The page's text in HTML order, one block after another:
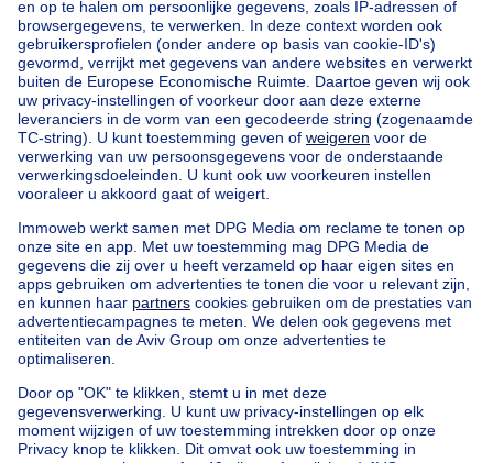
Home België
Brussel (provincie)
Brussel (arrondissement)
Kopen uw appartementsblok in Saint-josse-ten-noode
Onze huizen buiten BelgiëHuis te koop Frankrijk
Huis te koop Spanje
Huis te koop Italië
Huis te koop Luxemburg
Huis te koop Nederland
Goedkoop vastgoedGoedkoop huis te koop
Goedkope appartementen te huur
Onze huurwoningen met slaapkamers
Appartement te koop met 3 slaapkamers Oostende
Huis te koop met 3 slaapkamers Stene
Huis te koop met 3 slaapkamers Deurne